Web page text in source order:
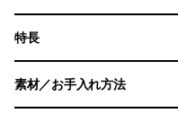
特長
素材／お手入れ方法